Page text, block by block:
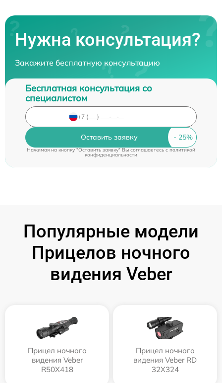
Нужна консультация?
Закажите бесплатную консультацию
Бесплатная консультация со
специалистом
Оставить заявку
Нажимая на кнопку "Оставить заявку" Вы соглашаетесь cполитикой
конфиденциальности
Популярные модели
Прицелов ночного
видения Veber
Прицел ночного
видения Veber
R50X418
Прицел ночного
видения Veber RD
32X324